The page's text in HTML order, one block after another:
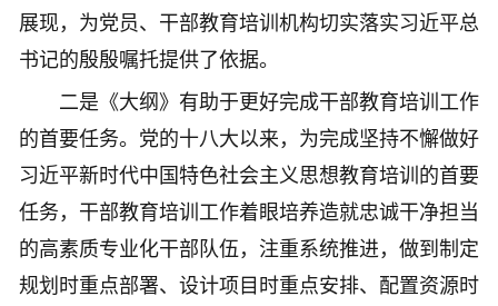
展现，为党员、干部教育培训机构切实落实习近平总
书记的殷殷嘱托提供了依据。
二是《大纲》有助于更好完成干部教育培训工作
的首要任务。党的十八大以来，为完成坚持不懈做好
习近平新时代中国特色社会主义思想教育培训的首要
任务，干部教育培训工作着眼培养造就忠诚干净担当
的高素质专业化干部队伍，注重系统推进，做到制定
规划时重点部署、设计项目时重点安排、配置资源时